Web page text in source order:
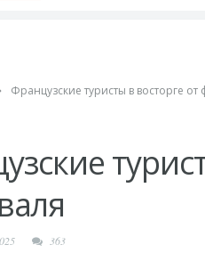
Новое производство к
Французские туристы в восторге от
363